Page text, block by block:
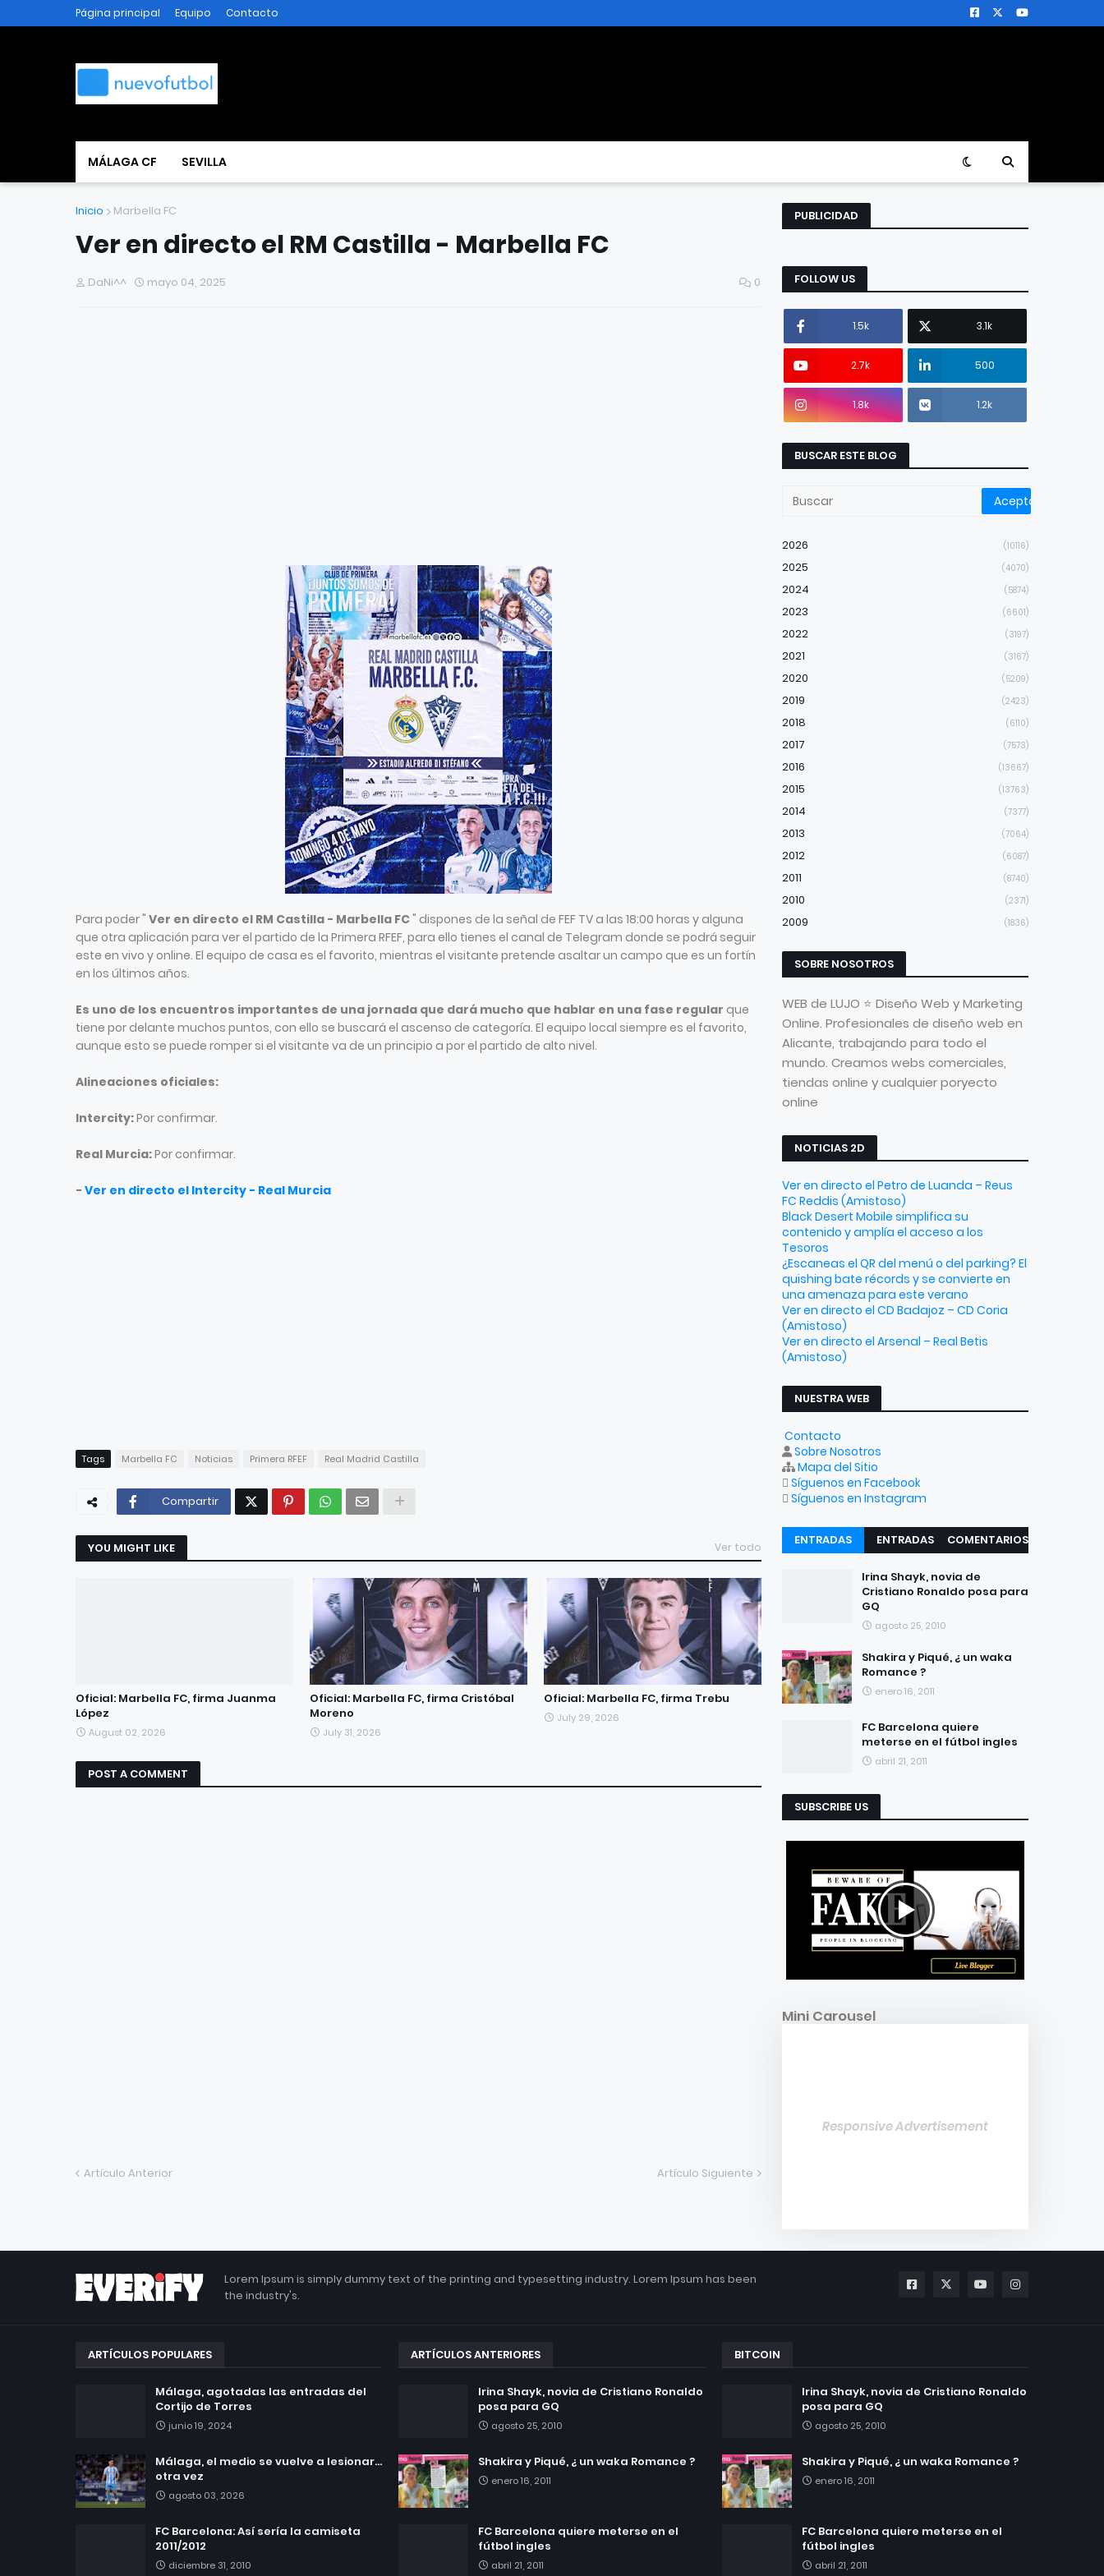
Página principal Equipo Contacto
MÁLAGA CF SEVILLA
Inicio Marbella FC
Ver en directo el RM Castilla - Marbella FC
DaNi^^ mayo 04, 2025 0
Para poder " Ver en directo el RM Castilla - Marbella FC" dispones de la señal de FEF TV a las 18:00 horas y alguna
que otra aplicación para ver el partido de la Primera RFEF, para ello tienes el canal de Telegram donde se podrá seguir
este en vivo y online. El equipo de casa es el favorito, mientras el visitante pretende asaltar un campo que es un fortín
en los últimos años.
Es uno de los encuentros importantes de una jornada que dará mucho que hablar en una fase regular que
tiene por delante muchos puntos, con ello se buscará el ascenso de categoría. El equipo local siempre es el favorito,
aunque esto se puede romper si el visitante va de un principio a por el partido de alto nivel.
Alineaciones oficiales:
Intercity:Por confirmar.
Real Murcia:Por confirmar.
- Ver en directo el Intercity - Real Murcia
Tags Marbella FC Noticias Primera RFEF Real Madrid Castilla
Compartir
YOU MIGHT LIKE Ver todo
Oficial: Marbella FC, firma Juanma
López
August 02, 2026
Oficial: Marbella FC, firma Cristóbal
Moreno
July 31, 2026
Oficial: Marbella FC, firma Trebu
July 29, 2026
POST A COMMENT
Artículo Anterior Artículo Siguiente
PUBLICIDAD
FOLLOW US
1.5k 3.1k
2.7k 500
1.8k 1.2k
BUSCAR ESTE BLOG
2026 (10116)
2025 (4070)
2024 (5874)
2023 (6601)
2022 (3197)
2021 (3167)
2020 (5209)
2019 (2423)
2018 (6110)
2017 (7573)
2016 (13667)
2015 (13763)
2014 (7377)
2013 (7064)
2012 (6087)
2011 (8740)
2010 (2371)
2009 (1836)
SOBRE NOSOTROS
WEB de LUJO ⭐ Diseño Web y Marketing
Online. Profesionales de diseño web en
Alicante, trabajando para todo el
mundo. Creamos webs comerciales,
tiendas online y cualquier poryecto
online
NOTICIAS 2D
Ver en directo el Petro de Luanda – Reus
FC Reddis (Amistoso)
Black Desert Mobile simplifica su
contenido y amplía el acceso a los
Tesoros
¿Escaneas el QR del menú o del parking? El
quishing bate récords y se convierte en
una amenaza para este verano
Ver en directo el CD Badajoz – CD Coria
(Amistoso)
Ver en directo el Arsenal – Real Betis
(Amistoso)
NUESTRA WEB
Contacto
Sobre Nosotros
Mapa del Sitio
Síguenos en Facebook
Síguenos en Instagram
ENTRADAS
ENTRADAS
COMENTARIOS
Irina Shayk, novia de
Cristiano Ronaldo posa para
GQ
agosto 25, 2010
Shakira y Piqué, ¿ un waka
Romance ?
enero 16, 2011
FC Barcelona quiere
meterse en el fútbol ingles
abril 21, 2011
SUBSCRIBE US
Mini Carousel
Responsive Advertisement
Lorem Ipsum is simply dummy text of the printing and typesetting industry. Lorem Ipsum has been
the industry's.
ARTÍCULOS POPULARES
Málaga, agotadas las entradas del
Cortijo de Torres
junio 19, 2024
Málaga, el medio se vuelve a lesionar...
otra vez
agosto 03, 2026
FC Barcelona: Así sería la camiseta
2011/2012
diciembre 31, 2010
ARTÍCULOS ANTERIORES
Irina Shayk, novia de Cristiano Ronaldo
posa para GQ
agosto 25, 2010
Shakira y Piqué, ¿ un waka Romance ?
enero 16, 2011
FC Barcelona quiere meterse en el
fútbol ingles
abril 21, 2011
BITCOIN
Irina Shayk, novia de Cristiano Ronaldo
posa para GQ
agosto 25, 2010
Shakira y Piqué, ¿ un waka Romance ?
enero 16, 2011
FC Barcelona quiere meterse en el
fútbol ingles
abril 21, 2011